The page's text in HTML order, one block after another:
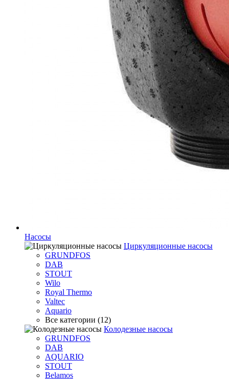
Насосы
Циркуляционные насосы
GRUNDFOS
DAB
STOUT
Wilo
Royal Thermo
Valtec
Aquario
Все категории (12)
Колодезные насосы
GRUNDFOS
DAB
AQUARIO
STOUT
Belamos